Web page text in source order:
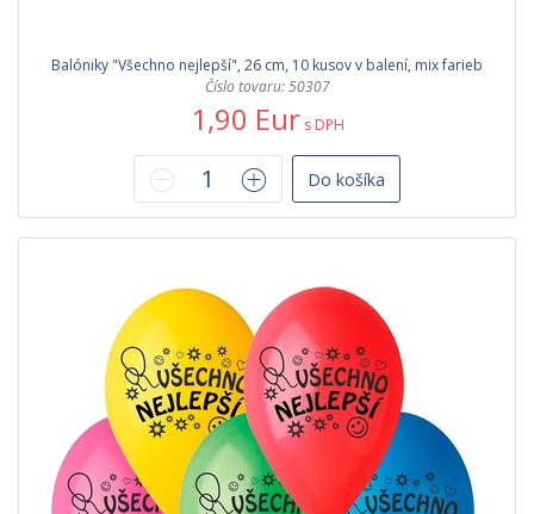
Balóniky "Všechno nejlepší", 26 cm, 10 kusov v balení, mix farieb
Číslo tovaru: 50307
1,90 Eur s DPH
Do košíka